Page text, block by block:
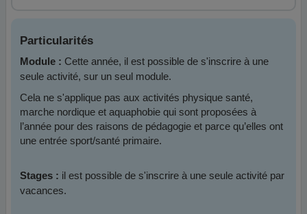
Particularités
Module : Cette année, il est possible de s'inscrire à une
seule activité, sur un seul module.
Cela ne s'applique pas aux activités physique santé,
marche nordique et aquaphobie qui sont proposées à
l’année pour des raisons de pédagogie et parce qu’elles ont
une entrée sport/santé primaire.
Stages : il est possible de s'inscrire à une seule activité par
vacances.